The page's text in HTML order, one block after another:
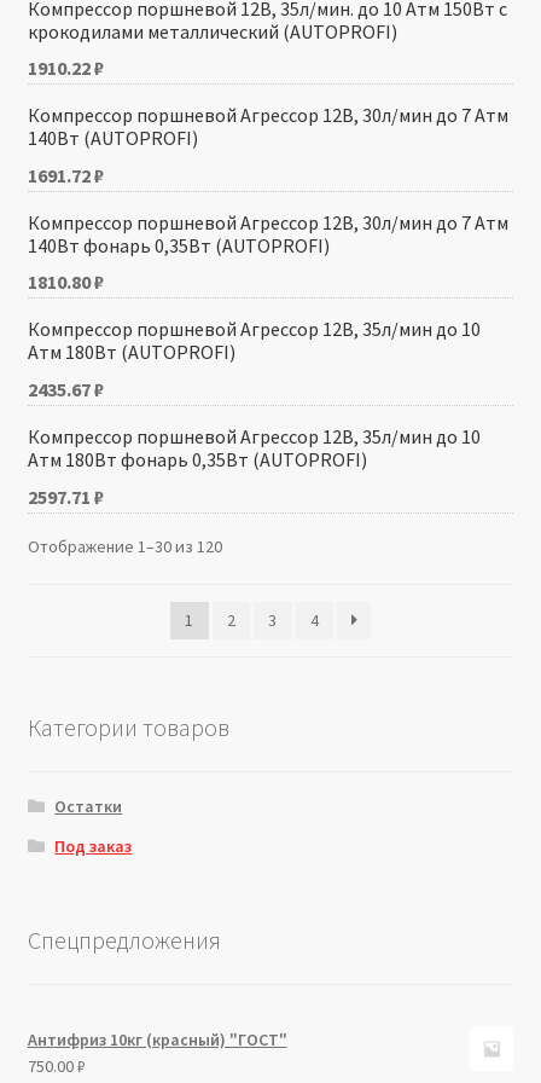
Компрессор поршневой 12В, 35л/мин. до 10 Атм 150Вт с
крокодилами металлический (AUTOPROFI)
1910.22₽
Компрессор поршневой Агрессор 12В, 30л/мин до 7 Атм
140Вт (AUTOPROFI)
1691.72₽
Компрессор поршневой Агрессор 12В, 30л/мин до 7 Атм
140Вт фонарь 0,35Вт (AUTOPROFI)
1810.80₽
Компрессор поршневой Агрессор 12В, 35л/мин до 10
Атм 180Вт (AUTOPROFI)
2435.67₽
Компрессор поршневой Агрессор 12В, 35л/мин до 10
Атм 180Вт фонарь 0,35Вт (AUTOPROFI)
2597.71 ₽
Отображение 1–30 из 120
1 2 3 4
Категории товаров
Остатки
Под заказ
Спецпредложения
Антифриз 10кг (красный) "ГОСТ"
750.00₽